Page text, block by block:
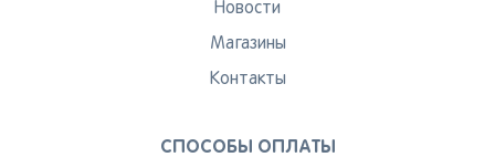
Новости
Магазины
Контакты
СПОСОБЫ ОПЛАТЫ